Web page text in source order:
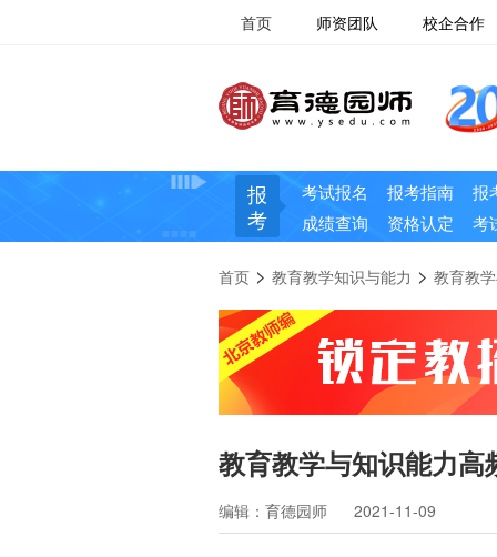
首页 师资团队 校企合作
报
考
考试报名 报考指南
报
成绩查询
资格认定 考
首页> 教育教学知识与能力 > 教育教
教育教学与知识能力
编辑：育德园师 2021-11-09